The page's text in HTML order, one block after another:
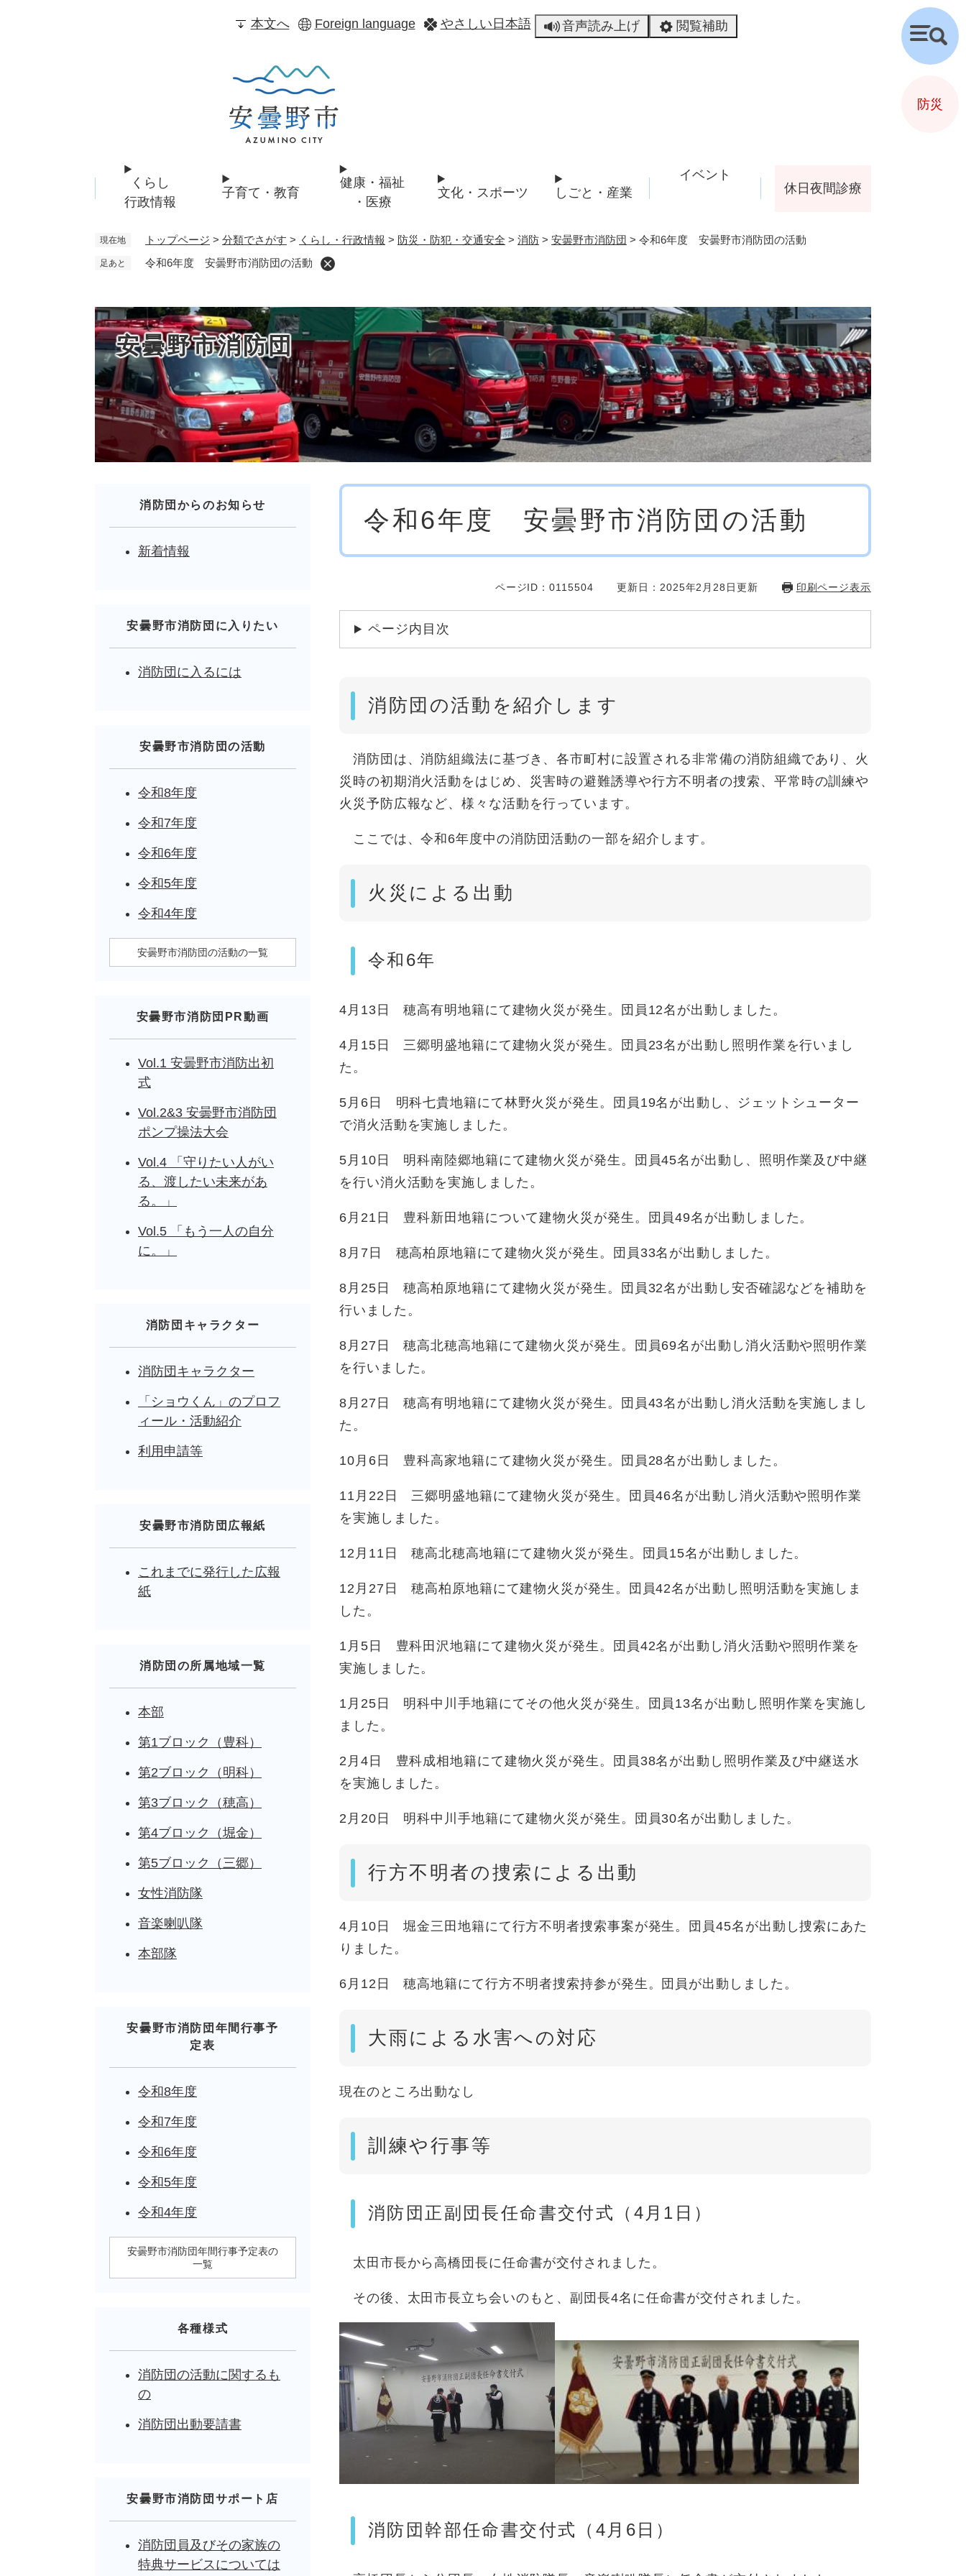
本文へ Foreign language やさしい日本語 音声読み上げ 閲覧補助
くらし
行政情報
子育て・教育
健康・福祉
・医療
文化・スポーツ しごと・産業
イベント
休日夜間診療
現在地 トップページ > 分類でさがす > くらし・行政情報 > 防災・防犯・交通安全 > 消防 > 安曇野市消防団 > 令和6年度 安曇野市消防団の活動
足あと 令和6年度 安曇野市消防団の活動
安曇野市消防団
令和6年度 安曇野市消防団の活動
ページID：0115504 更新日：2025年2月28日更新 印刷ページ表示
ページ内目次
消防団の活動を紹介します
消防団は、消防組織法に基づき、各市町村に設置される非常備の消防組織であり、火
災時の初期消火活動をはじめ、災害時の避難誘導や行方不明者の捜索、平常時の訓練や
火災予防広報など、様々な活動を行っています。
ここでは、令和6年度中の消防団活動の一部を紹介します。
火災による出動
令和6年
4月13日 穂高有明地籍にて建物火災が発生。団員12名が出動しました。
4月15日 三郷明盛地籍にて建物火災が発生。団員23名が出動し照明作業を行いまし
た。
5月6日 明科七貴地籍にて林野火災が発生。団員19名が出動し、ジェットシューター
で消火活動を実施しました。
5月10日 明科南陸郷地籍にて建物火災が発生。団員45名が出動し、照明作業及び中継
を行い消火活動を実施しました。
6月21日 豊科新田地籍について建物火災が発生。団員49名が出動しました。
8月7日 穂高柏原地籍にて建物火災が発生。団員33名が出動しました。
8月25日 穂高柏原地籍にて建物火災が発生。団員32名が出動し安否確認などを補助を
行いました。
8月27日 穂高北穂高地籍にて建物火災が発生。団員69名が出動し消火活動や照明作業
を行いました。
8月27日 穂高有明地籍にて建物火災が発生。団員43名が出動し消火活動を実施しまし
た。
10月6日 豊科高家地籍にて建物火災が発生。団員28名が出動しました。
11月22日 三郷明盛地籍にて建物火災が発生。団員46名が出動し消火活動や照明作業
を実施しました。
12月11日 穂高北穂高地籍にて建物火災が発生。団員15名が出動しました。
12月27日 穂高柏原地籍にて建物火災が発生。団員42名が出動し照明活動を実施しま
した。
1月5日 豊科田沢地籍にて建物火災が発生。団員42名が出動し消火活動や照明作業を
実施しました。
1月25日 明科中川手地籍にてその他火災が発生。団員13名が出動し照明作業を実施し
ました。
2月4日 豊科成相地籍にて建物火災が発生。団員38名が出動し照明作業及び中継送水
を実施しました。
2月20日 明科中川手地籍にて建物火災が発生。団員30名が出動しました。
行方不明者の捜索による出動
4月10日 堀金三田地籍にて行方不明者捜索事案が発生。団員45名が出動し捜索にあた
りました。
6月12日 穂高地籍にて行方不明者捜索持参が発生。団員が出動しました。
大雨による水害への対応
現在のところ出動なし
訓練や行事等
消防団正副団長任命書交付式（4月1日）
太田市長から高橋団長に任命書が交付されました。
その後、太田市長立ち会いのもと、副団長4名に任命書が交付されました。
消防団幹部任命書交付式（4月6日）
消防団からのお知らせ
新着情報
安曇野市消防団に入りたい
消防団に入るには
安曇野市消防団の活動
令和8年度
令和7年度
令和6年度
令和5年度
令和4年度
安曇野市消防団の活動の一覧
安曇野市消防団PR動画
Vol.1 安曇野市消防出初
式
Vol.2&3 安曇野市消防団
ポンプ操法大会
Vol.4 「守りたい人がい
る、渡したい未来があ
る。」
Vol.5 「もう一人の自分
に。」
消防団キャラクター
消防団キャラクター
「ショウくん」のプロフ
ィール・活動紹介
利用申請等
安曇野市消防団広報紙
これまでに発行した広報
紙
消防団の所属地域一覧
本部
第1ブロック（豊科）
第2ブロック（明科）
第3ブロック（穂高）
第4ブロック（堀金）
第5ブロック（三郷）
女性消防隊
音楽喇叭隊
本部隊
安曇野市消防団年間行事予
定表
令和8年度
令和7年度
令和6年度
令和5年度
令和4年度
安曇野市消防団年間行事予定表の
一覧
各種様式
消防団の活動に関するも
の
消防団出動要請書
安曇野市消防団サポート店
消防団員及びその家族の
特典サービスについては
検
索
防災